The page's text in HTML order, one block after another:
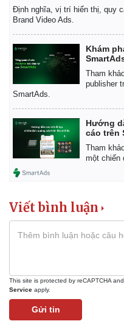
Pháp luật
Định nghĩa, vị trí hiển thị, quy
Brand Video Ads.
Khám
Tham
publisher
SmartAds.
Hướng
cáo trên
Tham
một chiến
Viết bình luận
This site is protected by reCAPTCHA
Service apply.
Gửi tin